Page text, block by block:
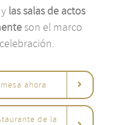
las salas de actos
son el marco
ahora
de la